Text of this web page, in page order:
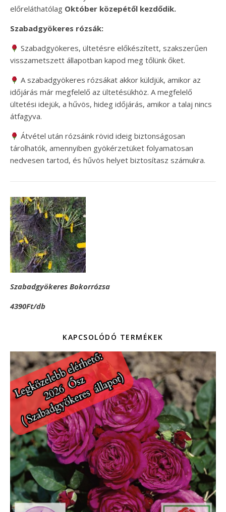
előreláthatólag Október közepétől kezdődik.
Szabadgyökeres rózsák:
Szabadgyökeres, ültetésre előkészített, szakszerűen
visszametszett állapotban kapod meg tőlünk őket.
A szabadgyökeres rózsákat akkor küldjük, amikor az
időjárás már megfelelő az ültetésükhöz. A megfelelő
ültetési idejük, a hűvös, hideg időjárás, amikor a talaj nincs
átfagyva.
Átvétel után rózsáink rövid ideig biztonságosan
tárolhatók, amennyiben gyökérzetüket folyamatosan
nedvesen tartod, és hűvös helyet biztosítasz számukra.
Szabadgyökeres Bokorrózsa
4390Ft/db
KAPCSOLÓDÓ TERMÉKEK